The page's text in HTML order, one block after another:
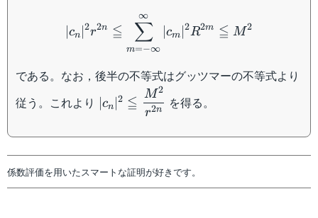
cn
2r2n ≦
m=−∞
∑
∞
∣cm ∣2R2m ≦ M2
である。なお，後半の不等式はグッツマーの不等式より
従う。これより |c_n|^2 \leqq
\dfrac{M^2}
∣cn ∣2 ≦ r2n
M2
を得る。
係数評価を用いたスマートな証明が好きです。